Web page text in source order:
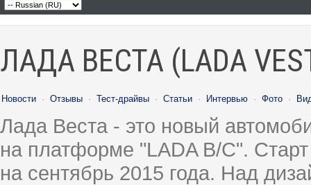
ЛАДА ВЕСТА (LADA
Новости · Отзывы · Тест-драйвы · Статьи · Интервью · Фото ·
Лада Веста - это новый
на платформе "LADA B/C".
на сентябрь 2015 года. Над